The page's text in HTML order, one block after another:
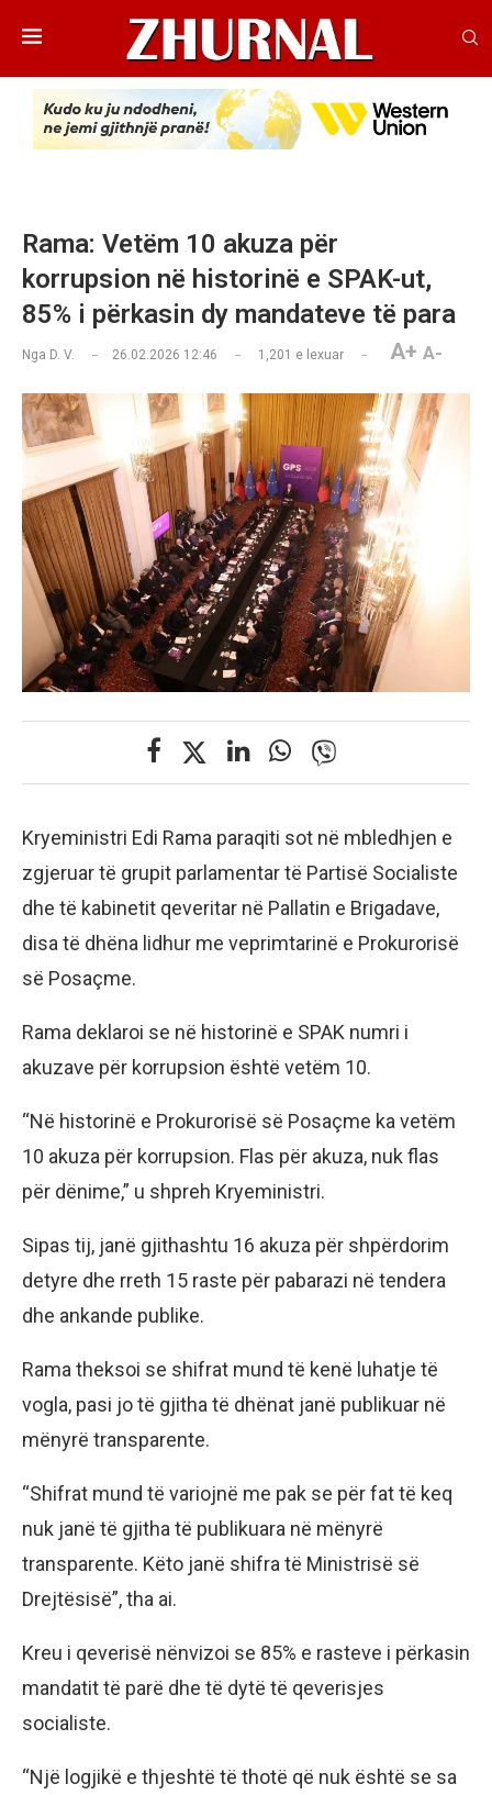
Rama: Vetëm 10 akuza për
korrupsion në historinë e SPAK-ut,
85% i përkasin dy mandateve të para
Nga D. V. 26.02.2026 12:46 1,201 e lexuar A+ A-
Kryeministri Edi Rama paraqiti sot në mbledhjen e
zgjeruar të grupit parlamentar të Partisë Socialiste
dhe të kabinetit qeveritar në Pallatin e Brigadave,
disa të dhëna lidhur me veprimtarinë e Prokurorisë
së Posaçme.
Rama deklaroi se në historinë e SPAK numri i
akuzave për korrupsion është vetëm 10.
“Në historinë e Prokurorisë së Posaçme ka vetëm
10 akuza për korrupsion. Flas për akuza, nuk flas
për dënime,” u shpreh Kryeministri.
Sipas tij, janë gjithashtu 16 akuza për shpërdorim
detyre dhe rreth 15 raste për pabarazi në tendera
dhe ankande publike.
Rama theksoi se shifrat mund të kenë luhatje të
vogla, pasi jo të gjitha të dhënat janë publikuar në
mënyrë transparente.
“Shifrat mund të variojnë me pak se për fat të keq
nuk janë të gjitha të publikuara në mënyrë
transparente. Këto janë shifra të Ministrisë së
Drejtësisë”, tha ai.
Kreu i qeverisë nënvizoi se 85% e rasteve i përkasin
mandatit të parë dhe të dytë të qeverisjes
socialiste.
“Një logjikë e thjeshtë të thotë që nuk është se sa